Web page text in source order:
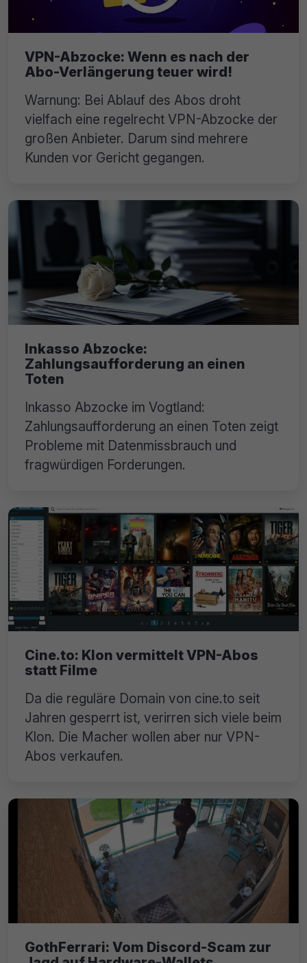
VPN-Abzocke: Wenn es nach der
Abo-Verlängerung teuer wird!
Warnung: Bei Ablauf des Abos droht
vielfach eine regelrecht VPN-Abzocke der
großen Anbieter. Darum sind mehrere
Kunden vor Gericht gegangen.
Inkasso Abzocke:
Zahlungsaufforderung an einen
Toten
Inkasso Abzocke im Vogtland:
Zahlungsaufforderung an einen Toten zeigt
Probleme mit Datenmissbrauch und
fragwürdigen Forderungen.
Cine.to: Klon vermittelt VPN-Abos
statt Filme
Da die reguläre Domain von cine.to seit
Jahren gesperrt ist, verirren sich viele beim
Klon. Die Macher wollen aber nur VPN-
Abos verkaufen.
GothFerrari: Vom Discord-Scam zur